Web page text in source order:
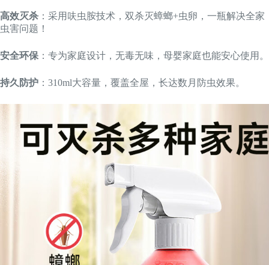
高效灭杀 ：采用呋虫胺技术，双杀灭蟑螂+虫卵，一瓶解决全家
虫害问题！
安全环保 ：专为家庭设计，无毒无味，母婴家庭也能安心使用。
持久防护 ：310ml大容量，覆盖全屋，长达数月防虫效果。